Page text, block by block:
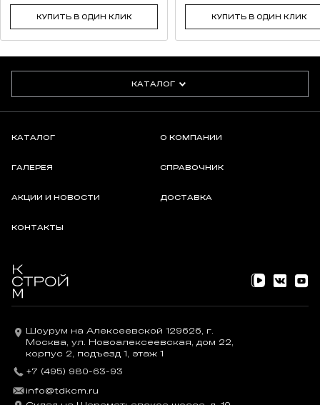
КУПИТЬ В ОДИН КЛИК КУПИТЬ В ОДИН КЛИК
КАТАЛОГ
КАТАЛОГ О КОМПАНИИ
ГАЛЕРЕЯ СПРАВОЧНИК
АКЦИИ И НОВОСТИ ДОСТАВКА
КОНТАКТЫ
Шоурум на Алексеевской 129626, г.
Москва, ул. Новоалексеевская, дом 22,
корпус 2, подъезд 1, этаж 1
+7 (495) 980-63-93
info@tdkcm.ru